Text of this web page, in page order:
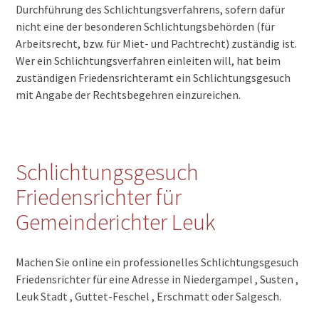
Durchführung des Schlichtungsverfahrens, sofern dafür
nicht eine der besonderen Schlichtungsbehörden (für
Arbeitsrecht, bzw. für Miet- und Pachtrecht) zuständig ist.
Wer ein Schlichtungsverfahren einleiten will, hat beim
zuständigen Friedensrichteramt ein Schlichtungsgesuch
mit Angabe der Rechtsbegehren einzureichen.
Schlichtungsgesuch
Friedensrichter für
Gemeinderichter Leuk
Machen Sie online ein professionelles Schlichtungsgesuch
Friedensrichter für eine Adresse in Niedergampel , Susten ,
Leuk Stadt , Guttet-Feschel , Erschmatt oder Salgesch.